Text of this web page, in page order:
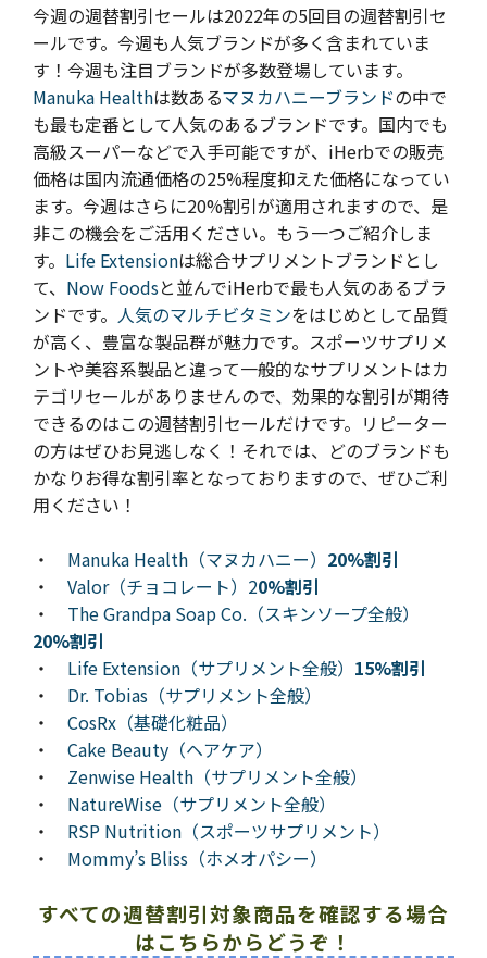
今週の週替割引セールは2022年の5回目の週替割引セ
ールです。 今週も人気ブランドが多く含まれていま
す！今週も注目ブランドが多数登場しています。
Manuka Healthは数あるマヌカハニーブランドの中で
も最も定番として人気のあるブランドです。国内でも
高級スーパーなどで入手可能ですが、iHerbでの販売
価格は国内流通価格の25%程度抑えた価格になってい
ます。今週はさらに20%割引が適用されますので、是
非この機会をご活用ください。もう一つご紹介しま
す。 Life Extensionは総合サプリメントブランドとし
て、 Now Foodsと並んでiHerbで最も人気のあるブラ
ンドです。 人気のマルチビタミンをはじめとして品質
が高く、豊富な製品群が魅力です。スポーツサプリメ
ントや美容系製品と違って一般的なサプリメントはカ
テゴリセールがありませんので、効果的な割引が期待
できるのはこの週替割引セールだけです。リピーター
の方はぜひお見逃しなく！それでは、どのブランドも
かなりお得な割引率となっておりますので、ぜひご利
用ください！
・ Manuka Health（マヌカハニー） 20%割引
・ Valor（チョコレート）20%割引
・ The Grandpa Soap Co.（スキンソープ全般）
20%割引
・ Life Extension（サプリメント全般） 15%割引
・ Dr. Tobias（サプリメント全般）
・ CosRx（基礎化粧品）
・ Cake Beauty（ヘアケア）
・ Zenwise Health（サプリメント全般）
・ NatureWise（サプリメント全般）
・ RSP Nutrition（スポーツサプリメント）
・ Mommy’s Bliss（ホメオパシー）
すべての週替割引対象商品を確認する場合
はこちらからどうぞ！